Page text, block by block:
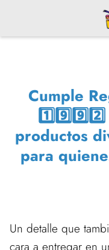
Cumple
productos
para
Un detalle que
cara a entregar en